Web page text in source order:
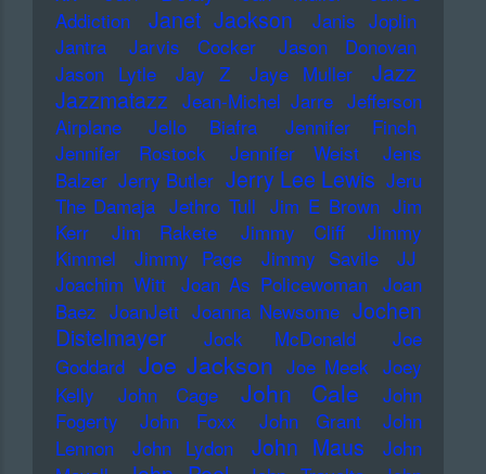
Addiction
Janet Jackson
Janis Joplin
Jantra
Jarvis Cocker
Jason Donovan
Jason Lytle
Jay Z Jaye Muller
Jazz
Jazzmatazz Jean-Michel Jarre Jefferson
Airplane
Jello Biafra
Jennifer Finch
Jennifer Rostock
Jennifer Weist
Jens
Balzer Jerry Butler Jerry Lee Lewis Jeru
The Damaja Jethro Tull Jim E Brown Jim
Kerr
Jim Rakete Jimmy Cliff
Jimmy
Kimmel
Jimmy Page Jimmy Savile
JJ
Joachim Witt Joan As Policewoman Joan
Baez JoanJett Joanna Newsome Jochen
Distelmayer
Jock McDonald
Joe
Goddard Joe Jackson Joe Meek Joey
Kelly
John Cage John Cale
John
Fogerty
John Foxx John Grant
John
Lennon
John Lydon John Maus
John